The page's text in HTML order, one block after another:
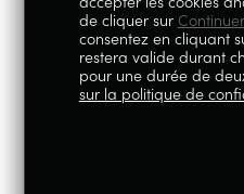
100% Liégeois est un
BE0759.717.658, sise Avenue
© 2026
Mentions
de cliquer sur
consentez en cliquant
restera valide durant
pour une durée de
sur la politique de